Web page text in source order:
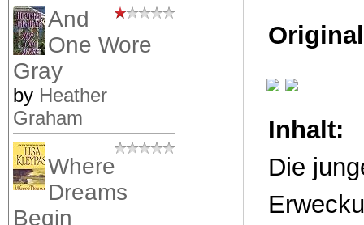
And
One Wore
Gray
by Heather
Graham
Where
Dreams
Begin
Inhalt:
Die